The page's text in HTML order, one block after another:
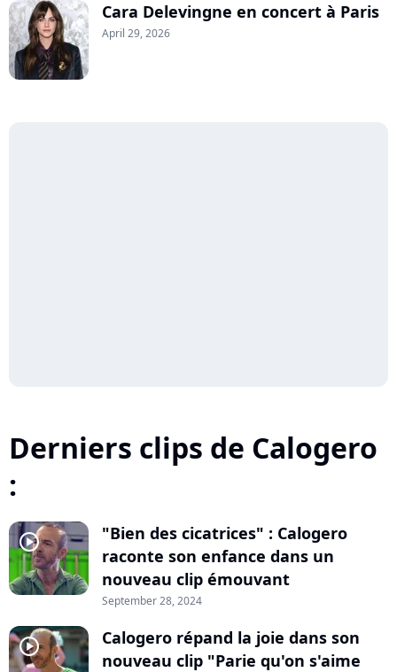
Cara Delevingne en concert à Paris
April 29, 2026
Derniers clips de Calogero
:
player2
"Bien des cicatrices" : Calogero
raconte son enfance dans un
nouveau clip émouvant
September 28, 2024
player2
Calogero répand la joie dans son
nouveau clip "Parie qu'on s'aime